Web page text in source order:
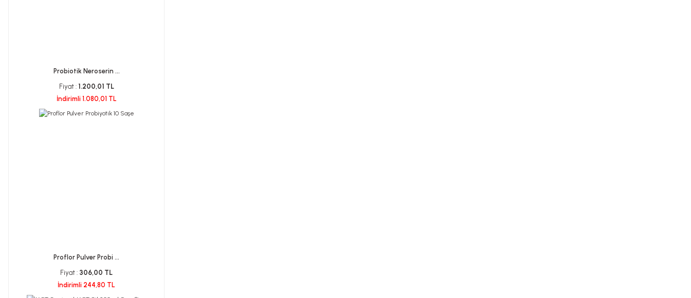
Probiotik Neroserin ...
Fiyat : 1.200,01 TL
İndirimli 1.080,01 TL
Proflor Pulver Probi ...
Fiyat : 306,00 TL
İndirimli 244,80 TL